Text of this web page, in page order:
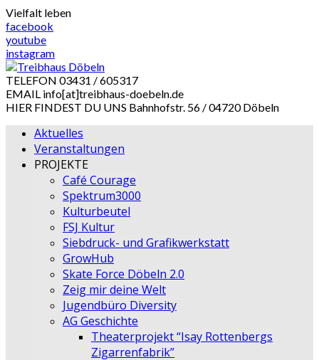
Skip
to
content
Vielfalt leben
facebook
youtube
instagram
TELEFON 03431 / 605317
EMAIL info[at]treibhaus-doebeln.de
HIER FINDEST DU UNS Bahnhofstr. 56 / 04720 Döbeln
Aktuelles
Veranstaltungen
PROJEKTE
Café Courage
Spektrum3000
Kulturbeutel
FSJ Kultur
Siebdruck- und Grafikwerkstatt
GrowHub
Skate Force Döbeln 2.0
Zeig mir deine Welt
Jugendbüro Diversity
AG Geschichte
Theaterprojekt “Isay Rottenbergs
Zigarrenfabrik”